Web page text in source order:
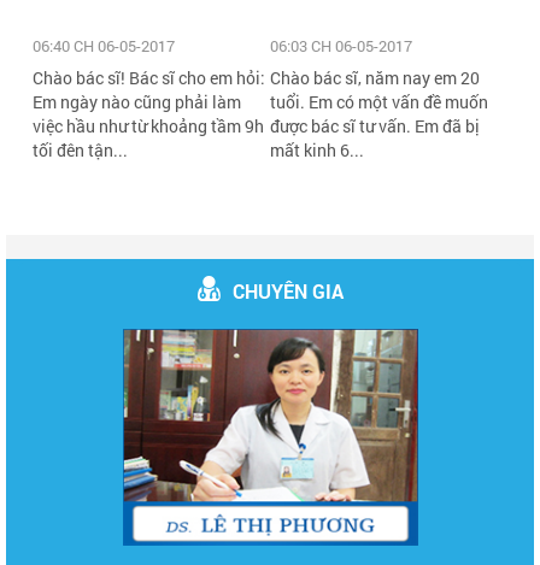
06:40 CH 06-05-2017
Chào bác sĩ! Bác sĩ cho em hỏi:
Em ngày nào cũng phải làm
việc hầu như từ khoảng tầm 9h
tối đên tận...
06:03 CH 06-05-2017
Chào bác sĩ, năm nay em 20
tuổi. Em có một vấn đề muốn
được bác sĩ tư vấn. Em đã bị
mất kinh 6...
CHUYÊN GIA